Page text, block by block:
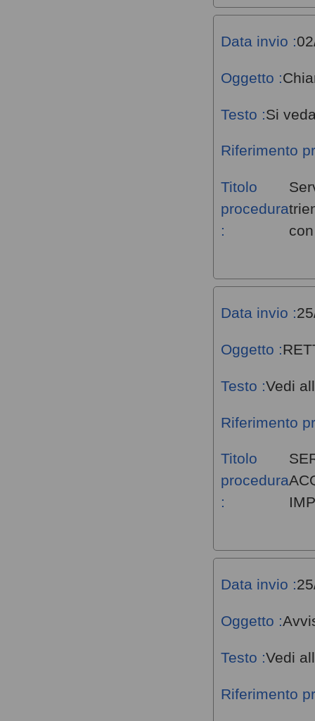
Data invio :
Oggetto :
Testo :Si
Riferimento
Titolo
procedura
:
Data invio :
Oggetto :
Testo :Vedi
Riferimento
Titolo
procedura
:
Data invio :
Oggetto :
Testo :Vedi
Riferimento